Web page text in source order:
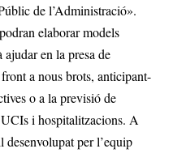
de l’Administració».
elaborar models
ajudar en la presa de
a nous brots, anticipant-
o a la previsió de
i hospitalitzacions. A
per l’equip